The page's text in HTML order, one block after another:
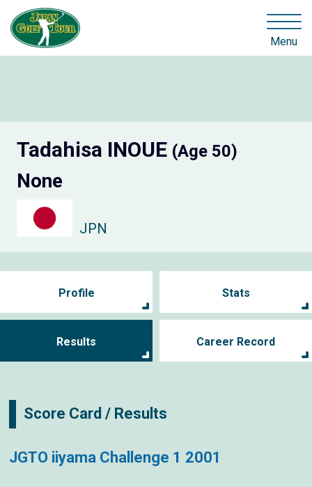
Menu
Tadahisa INOUE (Age 50)
None
JPN
Profile Stats
Results Career Record
Score Card / Results
JGTO iiyama Challenge 1 2001